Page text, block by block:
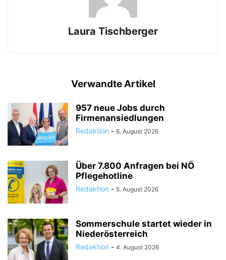
Laura Tischberger
Verwandte Artikel
957 neue Jobs durch
Firmenansiedlungen
Redaktion - 6. August 2026
Über 7.800 Anfragen bei NÖ
Pflegehotline
Redaktion - 5. August 2026
Sommerschule startet wieder in
Niederösterreich
Redaktion - 4. August 2026